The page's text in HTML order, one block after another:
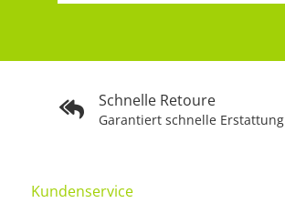
Schnelle Retoure
Garantiert schnelle Erstattung
Kundenservice